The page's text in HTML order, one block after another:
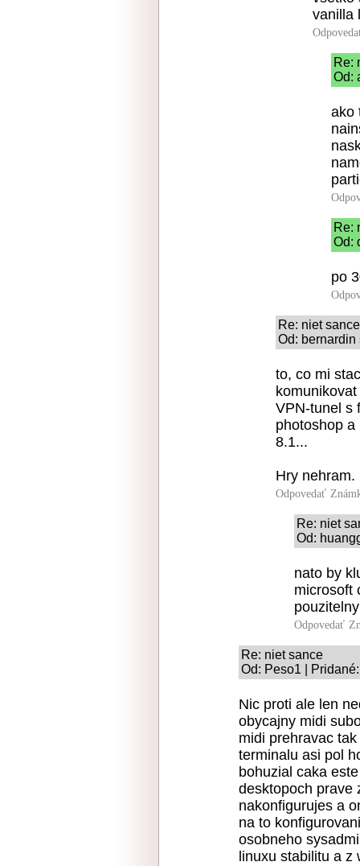
vanilla
Re:
Od:
ako
Re:
Od:
po
Re: niet sance
Od: bernardin
to, co mi
VPN-tunel s
photoshop
8.1...
Hry nehram.
Odpovedať
Re: niet
Od:
nato by
microsoft
pouzitelny
Odpovedať
Re: niet sance
Od: Peso1 |
Nic proti ale len
obycajny midi
midi prehravac
terminalu asi pol
bohuzial caka
desktopoch prave
nakonfigurujes a
na to
osobneho
linuxu stabilitu a